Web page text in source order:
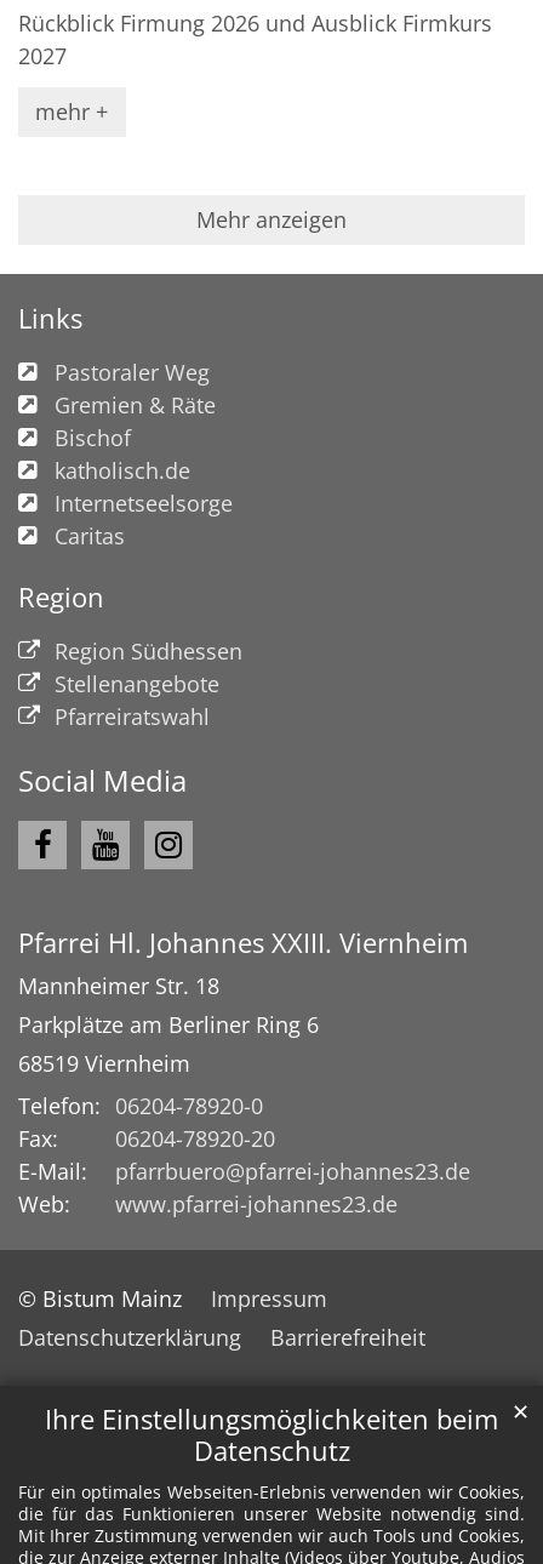
Ihre Einstellungsmöglichkeiten beim
Datenschutz
Für ein optimales Webseiten-Erlebnis verwenden wir Cookies,
die für das Funktionieren unserer Website notwendig sind.
Mit Ihrer Zustimmung verwenden wir auch Tools und Cookies,
die zur Anzeige externer Inhalte (Videos über Youtube, Audios
✕
Rückblick Firmung 2026 und Ausblick Firmkurs
2027
mehr +
Mehr anzeigen
Links
Pastoraler Weg
Gremien & Räte
Bischof
katholisch.de
Internetseelsorge
Caritas
Region
Region Südhessen
Stellenangebote
Pfarreiratswahl
Social Media
Pfarrei Hl. Johannes XXIII. Viernheim
Mannheimer Str. 18
Parkplätze am Berliner Ring 6
68519 Viernheim
Telefon: 06204-78920-0
Fax:
06204-78920-20
E-Mail:
pfarrbuero@pfarrei-johannes23.de
Web:
www.pfarrei-johannes23.de
© Bistum Mainz
Impressum
Datenschutzerklärung
Barrierefreiheit